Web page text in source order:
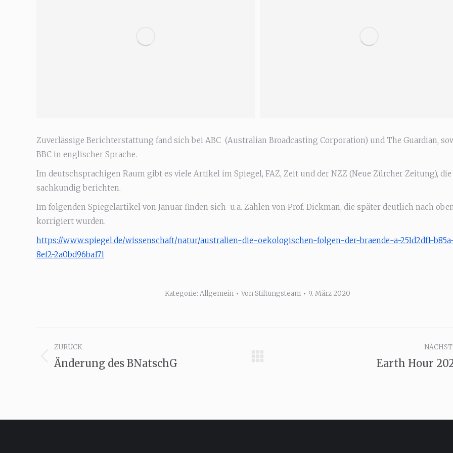
Zuverlässige Berichterstattung fand sich bei ABC (Australian Broadcasting Corporation) und The Guardian,
BBC in englischer Sprache.
Im deutschsprachigen Raum gibt es viele Artikel im Spiegel, FAZ, Zeit und der NZZ (Neue Zürcher Zeitung), die
sachkundig berichten.
Im folgenden Spiegelartikel von Januar finden sich u.a. Zahlen von Prof. Dickman, die später deutlich nach
korrigiert wurden.
https://www.spiegel.de/wissenschaft/natur/australien-die-oekologischen-folgen-der-braende-a-251d2df1-
8ef2-2a0bd96ba171
Kategorie: Allgemein Von Stiftungsteam 9. März 2020
Kommentarnavigation
ZURÜCK
Vorheriger
Änderung des BNatschG Earth Hour